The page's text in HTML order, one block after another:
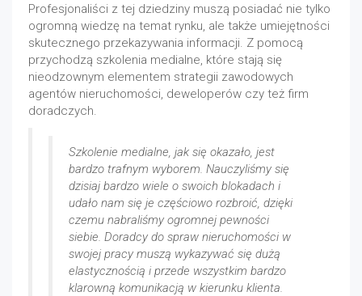
Profesjonaliści z tej dziedziny muszą posiadać nie tylko
ogromną wiedzę na temat rynku, ale także umiejętności
skutecznego przekazywania informacji. Z pomocą
przychodzą szkolenia medialne, które stają się
nieodzownym elementem strategii zawodowych
agentów nieruchomości, deweloperów czy też firm
doradczych.
Szkolenie medialne, jak się okazało, jest
bardzo trafnym wyborem. Nauczyliśmy się
dzisiaj bardzo wiele o swoich blokadach i
udało nam się je częściowo rozbroić, dzięki
czemu nabraliśmy ogromnej pewności
siebie. Doradcy do spraw nieruchomości w
swojej pracy muszą wykazywać się dużą
elastycznością i przede wszystkim bardzo
klarowną komunikacją w kierunku klienta.